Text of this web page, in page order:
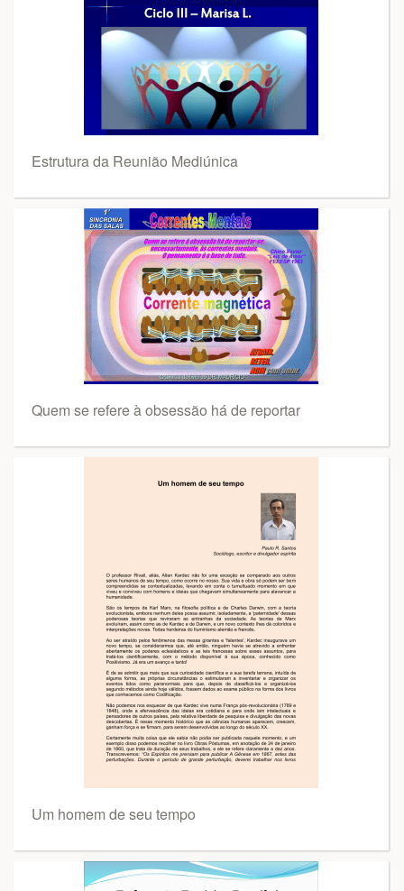
Estrutura da Reunião Mediúnica
Quem se refere à obsessão há de reportar
Um homem de seu tempo